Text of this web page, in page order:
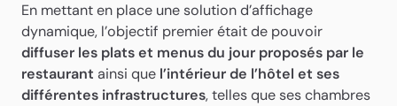
En mettant en place une solution d’affichage
dynamique, l’objectif premier était de pouvoir
diffuser les plats et menus du jour proposés par le
restaurant ainsi que l’intérieur de l’hôtel et ses
différentes infrastructures, telles que ses chambres
Démarrer le support
technique en ligne